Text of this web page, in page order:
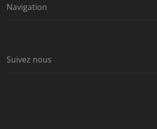
Navigation
Suivez nous